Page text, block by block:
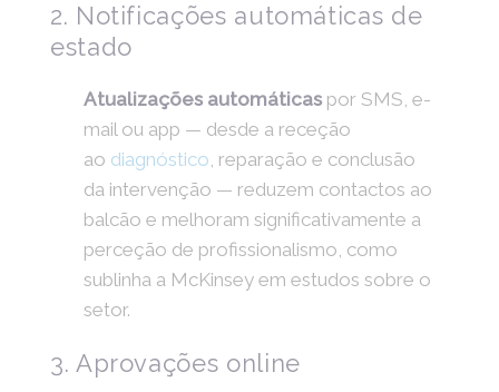
2. Notificações automáticas de
estado
Atualizações automáticas por SMS, e-
mail ou app — desde a receção
ao diagnóstico, reparação e conclusão
da intervenção — reduzem contactos ao
balcão e melhoram significativamente a
perceção de profissionalismo, como
sublinha a McKinsey em estudos sobre o
setor.
3. Aprovações online